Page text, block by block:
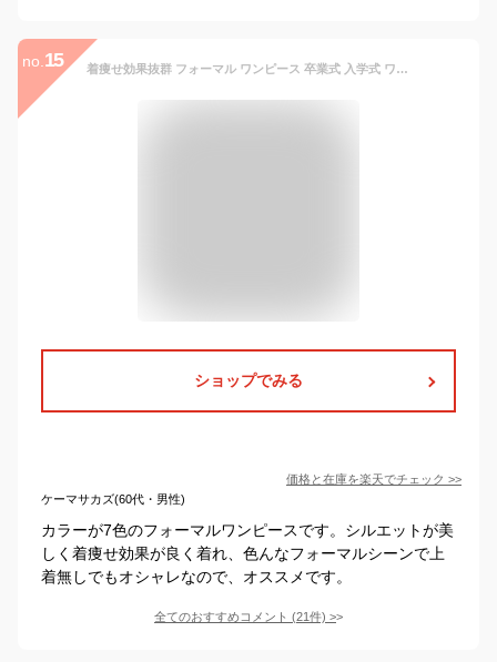
no. 15 着痩せ効果抜群 フォーマル ワンピース 卒業式 入学式 ワンピース ママ スーツ 母 卒園式 入園式 ロングワンピース レディース ワンピース 秋冬 きれいめ 50代 40代 30代 七分袖 長袖 上品 エレガント aライン 大きいサイズ 結婚式 二次会 法事
ショップでみる
価格と在庫を楽天でチェック >>
ケーマサカズ(60代・男性)
カラーが7色のフォーマルワンピースです。シルエットが美
しく着痩せ効果が良く着れ、色んなフォーマルシーンで上
着無しでもオシャレなので、オススメです。
全てのおすすめコメント (21件) >